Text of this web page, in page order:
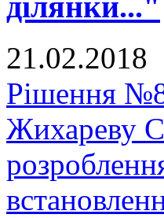
21.02.2018
Рішення
Жихареву